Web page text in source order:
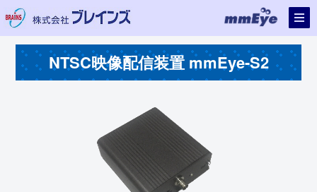
NTSC映像配信装置 mmEye-S2